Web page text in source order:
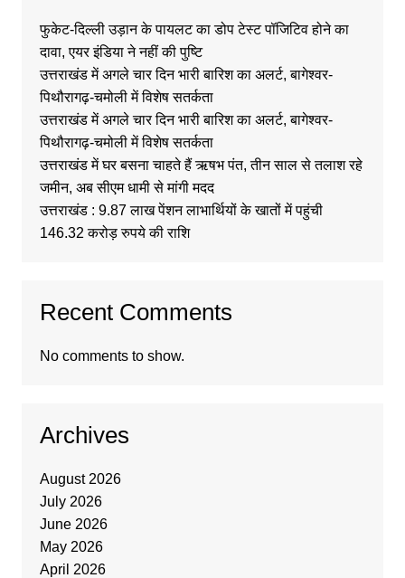
फुकेट-दिल्ली उड़ान के पायलट का डोप टेस्ट पॉजिटिव होने का
दावा, एयर इंडिया ने नहीं की पुष्टि
उत्तराखंड में अगले चार दिन भारी बारिश का अलर्ट, बागेश्वर-
पिथौरागढ़-चमोली में विशेष सतर्कता
उत्तराखंड में अगले चार दिन भारी बारिश का अलर्ट, बागेश्वर-
पिथौरागढ़-चमोली में विशेष सतर्कता
उत्तराखंड में घर बसना चाहते हैं ऋषभ पंत, तीन साल से तलाश रहे
जमीन, अब सीएम धामी से मांगी मदद
उत्तराखंड : 9.87 लाख पेंशन लाभार्थियों के खातों में पहुंची
146.32 करोड़ रुपये की राशि
Recent Comments
No comments to show.
Archives
August 2026
July 2026
June 2026
May 2026
April 2026